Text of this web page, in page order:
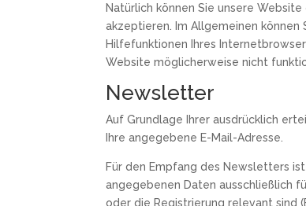
Natürlich können Sie unsere
akzeptieren. Im Allgemeinen
Hilfefunktionen Ihres
Website möglicherweise nicht
Newsletter
Auf Grundlage Ihrer ausdrücklich
Ihre angegebene E-Mail-Adresse.
Für den Empfang des Newsletters
angegebenen Daten ausschließlich
oder die Registrierung relevant sind